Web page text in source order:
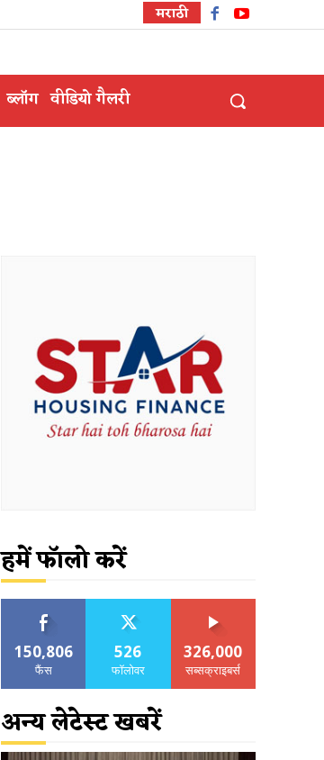
मराठी
ब्लॉग वीडियो गैलरी
हमें फॉलो करें
150,806
फैंस
526
फॉलोवर
326,000
सब्सक्राइबर्स
अन्य लेटेस्ट खबरें